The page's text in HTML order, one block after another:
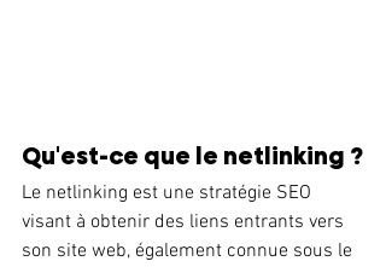
Qu'est-ce que le netlinking ?
Le netlinking est une stratégie SEO
visant à obtenir des liens entrants vers
son site web, également connue sous le